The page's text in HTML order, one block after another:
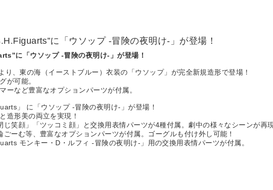
に「ウソップ -冒険の夜明け-」が登場！
に「ウソップ -冒険の夜明け-」が登場！
、東の海（イーストブルー）衣装の「ウソップ」が完全新規造形で登場！
が可能。
ーなど豊富なオプションパーツが付属。
」 に「ウソップ -冒険の夜明け-」が登場！
造形美の両立を実現！
笑顔」「ツッコミ顔」と交換用表情パーツが4種付属。劇中の様々なシーンが再
ーむ等、豊富なオプションパーツが付属。ゴーグルも付け外し可能！
モンキー・D・ルフィ -冒険の夜明け-」用の交換用表情パーツが付属。